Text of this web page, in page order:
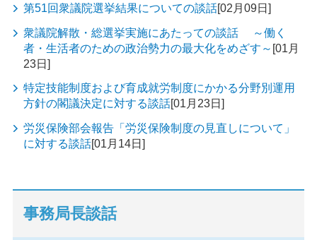
第51回衆議院選挙結果についての談話[02月09日]
衆議院解散・総選挙実施にあたっての談話 ～働く
者・生活者のための政治勢力の最大化をめざす～ [01月
23日]
特定技能制度および育成就労制度にかかる分野別運用
方針の閣議決定に対する談話[01月23日]
労災保険部会報告「労災保険制度の見直しについて」
に対する談話[01月14日]
事務局長談話